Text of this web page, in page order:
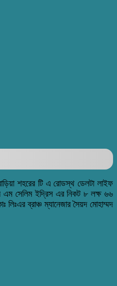
শহরের টি এ রোডস্থ ডেলটা লাইফ
এম সেলিম ইদ্রিস এর নিকট ৮ লক্ষ ৬৬
ব্রাঞ্চ ম্যানেজার সৈয়দ মোহাম্মদ